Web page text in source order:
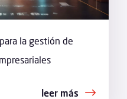
la gestión de
leer más